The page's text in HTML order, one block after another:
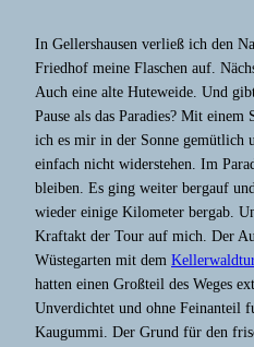
In Gellershausen verließ ich den
Friedhof meine Flaschen auf.
Auch eine alte Huteweide. Und
Pause als das Paradies? Mit
ich es mir in der Sonne gemütlich
einfach nicht widerstehen. Im
bleiben. Es ging weiter bergauf
wieder einige Kilometer bergab.
Kraftakt der Tour auf mich. Der
Wüstegarten mit dem
hatten einen Großteil des Weges
Unverdichtet und ohne Feinanteil
Kaugummi. Der Grund für den